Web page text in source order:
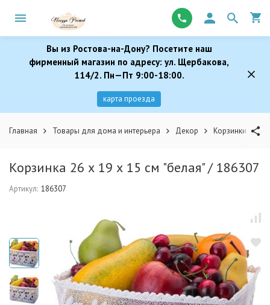
Вы из Ростова-на-Дону? Посетите наш
фирменный магазин по адресу: ул. Щербакова,
114/2. Пн—Пт 9:00-18:00.
карта проезда
Главная Товары для дома и интерьера Декор Корзинки
Корзинка 26 х 19 х 15 см "белая" / 186307
Артикул: 186307